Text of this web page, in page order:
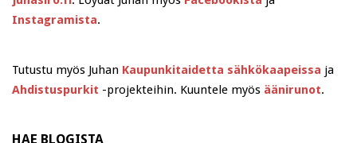
Instagramista.
Tutustu myös Juhan Kaupunkitaidetta sähkökaapeissa ja
Ahdistuspurkit -projekteihin. Kuuntele myös äänirunot.
HAE BLOGISTA